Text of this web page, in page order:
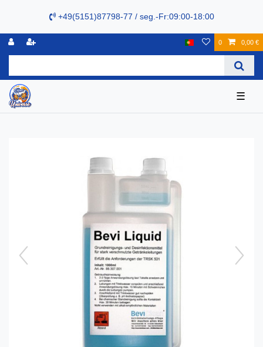
+49(5151)87798-77 / seg.-Fr:09:00-18:00
0 0,00 €
☰